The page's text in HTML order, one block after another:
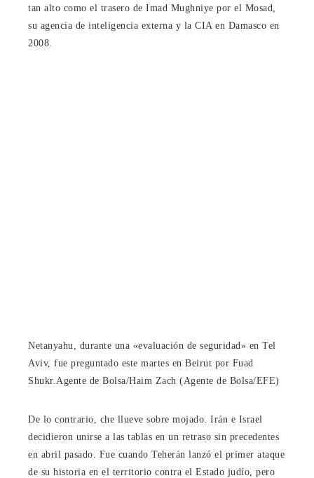
tan alto como el trasero de Imad Mughniye por el Mosad,
su agencia de inteligencia externa y la CIA en Damasco en
2008.
Netanyahu, durante una «evaluación de seguridad» en Tel
Aviv, fue preguntado este martes en Beirut por Fuad
Shukr. Agente de Bolsa/Haim Zach (Agente de Bolsa/EFE)
De lo contrario, che llueve sobre mojado. Irán e Israel
decidieron unirse a las tablas en un retraso sin precedentes
en abril pasado. Fue cuando Teherán lanzó el primer ataque
de su historia en el territorio contra el Estado judío, pero